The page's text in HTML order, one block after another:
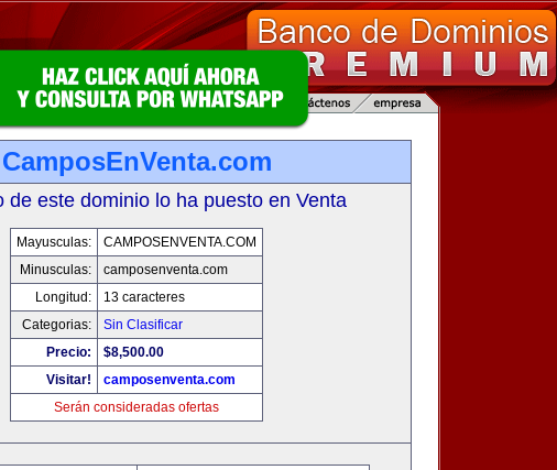
CamposEnVenta.com
de este dominio lo ha puesto en Venta
Mayusculas:
CAMPOSENVENTA.COM
Minusculas:
camposenventa.com
Longitud:
13 caracteres
Categorias:
Sin Clasificar
Precio:
$8,500.00
Visitar!
camposenventa.com
Serán consideradas ofertas